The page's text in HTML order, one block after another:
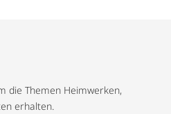
die Themen Heimwerken,
erhalten.